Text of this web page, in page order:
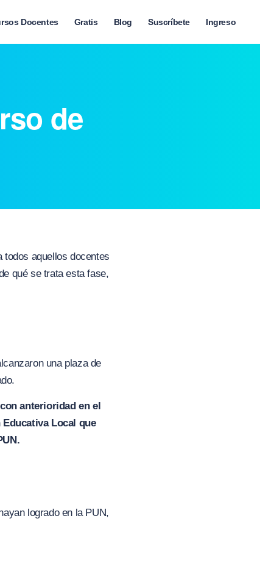
Docentes Gratis Blog Suscríbete Ingreso
de
todos aquellos docentes
qué se trata esta fase,
una plaza de
anterioridad en el
Local que
logrado en la PUN,